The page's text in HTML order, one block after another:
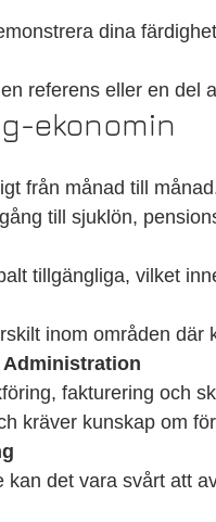
dina
referens eller en del
ekonomin
från månad till
till sjuklön,
tillgängliga, vilket
inom områden där
fakturering och
kräver kunskap om
det vara svårt att